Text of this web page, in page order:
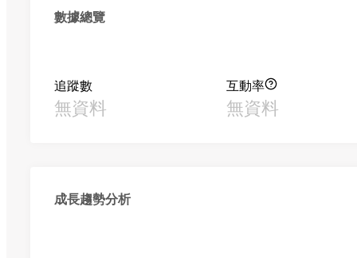
數據總覽
追蹤數
無資料
互動率
無資料
成長趨勢分析